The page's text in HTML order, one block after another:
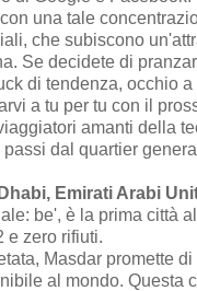
una tale
che subiscono
Se decidete di
di tendenza, occhio
a tu per tu con il
amanti della
dal quartier
Emirati Arabi
be', è la prima città
e zero rifiuti.
Masdar promette
al mondo. Questa